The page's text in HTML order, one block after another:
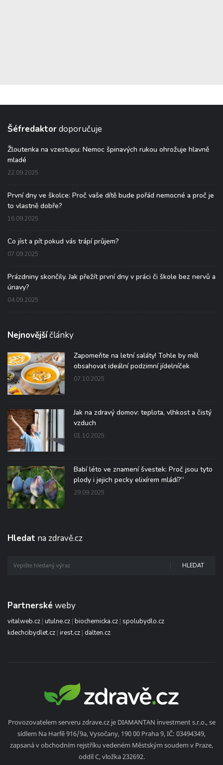
Šéfredaktordoporučuje
Žloutenka na vzestupu: Nemoc špinavých rukou ohrožuje hlavně
mladé
22.09.2025
První dny ve školce: Proč vaše dítě bude pořád nemocné a proč je
to vlastně dobře?
16.09.2025
Co jíst a pít pokud vás trápí průjem?
07.09.2025
Prázdniny skončily. Jak přežít první dny v práci či škole bez nervů a
únavy?
04.09.2025
Nejnovějšíčlánky
Zapomeňte na letní saláty! Tohle by měl
obsahovat ideální podzimní jídelníček
07.10.2025
Jak na zdravý domov: teplota, vlhkost a čistý
vzduch
01.10.2025
Babí léto ve znamení švestek: Proč jsou tyto
plody i jejich pecky elixírem mládí?“
29.09.2025
Hledat na zdravě.cz
HLEDAT
Partnerské weby
vitalweb.cz | utulne.cz | biochemicka.cz | spolubydlo.cz
kdechcibydlet.cz | irest.cz | dalten.cz
Provozovatelem serveru zdrave.cz je DIAMANTAN investment s.r.o., se
sídlem Na Harfě 916/9a, Vysočany, 190 00 Praha 9, IČ: 03494349,
zapsaná v obchodním rejstříku vedeném Městským soudem v Praze,
oddíl C, vložka 232692.